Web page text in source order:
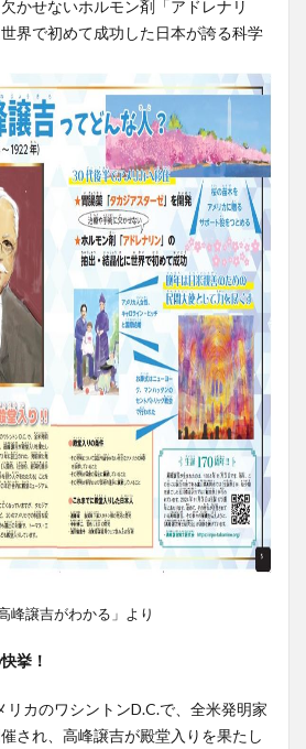
かせないホルモン剤「アドレナリ
界で初めて成功した日本が誇る科学
峰譲吉がわかる」より
挙！
カのワシントンD.C.で、全米発明家
され、高峰譲吉が殿堂入りを果たし